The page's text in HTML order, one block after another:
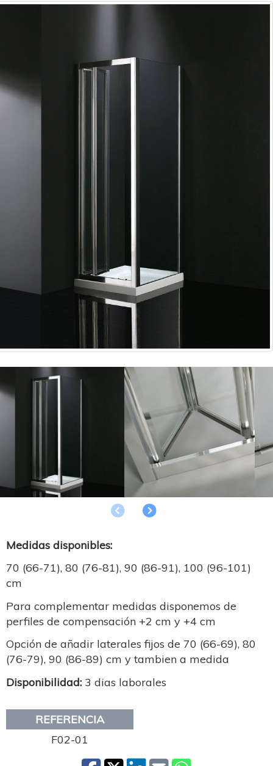
AnteriorSiguiente
Medidas disponibles:
70 (66-71), 80 (76-81), 90 (86-91), 100 (96-101)
cm
Para complementar medidas disponemos de
perfiles de compensación +2 cm y +4 cm
Opción de añadir laterales fijos de 70 (66-69), 80
(76-79), 90 (86-89) cm y tambien a medida
Disponibilidad: 3 dias laborales
REFERENCIA
F02-01